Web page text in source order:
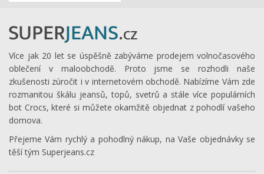
Více jak 20 let se úspěšně zabýváme prodejem volnočasového
oblečení v maloobchodě. Proto jsme se rozhodli naše
zkušenosti zúročit i v internetovém obchodě. Nabízíme Vám zde
rozmanitou škálu jeansů, topů, svetrů a stále více populárních
bot Crocs, které si můžete okamžitě objednat z pohodlí vašeho
domova.
Přejeme Vám rychlý a pohodlný nákup, na Vaše objednávky se
těší tým Superjeans.cz